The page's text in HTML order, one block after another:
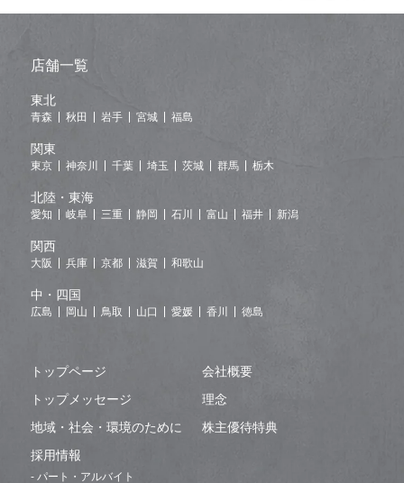
トップページ
会社概要
トップメッセージ
理念
地域・社会・環境のために
株主優待特典
採用情報
- パート・アルバイト
店舗一覧
東北
青森 秋田 岩手 宮城 福島
関東
東京 神奈川 千葉 埼玉 茨城 群馬 栃木
北陸・東海
愛知 岐阜 三重 静岡 石川 富山 福井 新潟
関西
大阪 兵庫 京都 滋賀 和歌山
中・四国
広島 岡山 鳥取 山口 愛媛 香川 徳島